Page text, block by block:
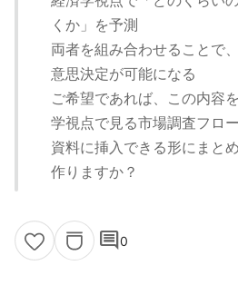
くか」を予測
両者を組み合わせることで
意思決定が可能になる
ご希望であれば、この内容
学視点で見る市場調査フロ
資料に挿入できる形にまと
作りますか？
comment0